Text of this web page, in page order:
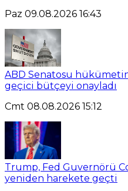
Paz 09.08.2026 16:43
ABD Senatosu
geçici bütçeyi onayladı
Cmt 08.08.2026 15:12
Trump, Fed Guvernörü
yeniden harekete geçti